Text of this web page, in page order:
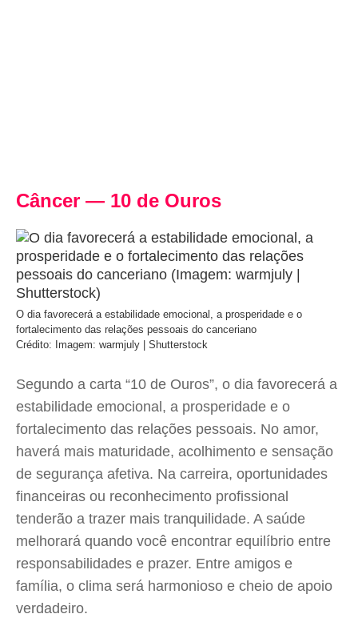
Câncer — 10 de Ouros
O dia favorecerá a estabilidade emocional, a prosperidade e o
fortalecimento das relações pessoais do canceriano
Crédito: Imagem: warmjuly | Shutterstock
Segundo a carta “10 de Ouros”, o dia favorecerá a
estabilidade emocional, a prosperidade e o
fortalecimento das relações pessoais. No amor,
haverá mais maturidade, acolhimento e sensação
de segurança afetiva. Na carreira, oportunidades
financeiras ou reconhecimento profissional
tenderão a trazer mais tranquilidade. A saúde
melhorará quando você encontrar equilíbrio entre
responsabilidades e prazer. Entre amigos e
família, o clima será harmonioso e cheio de apoio
verdadeiro.